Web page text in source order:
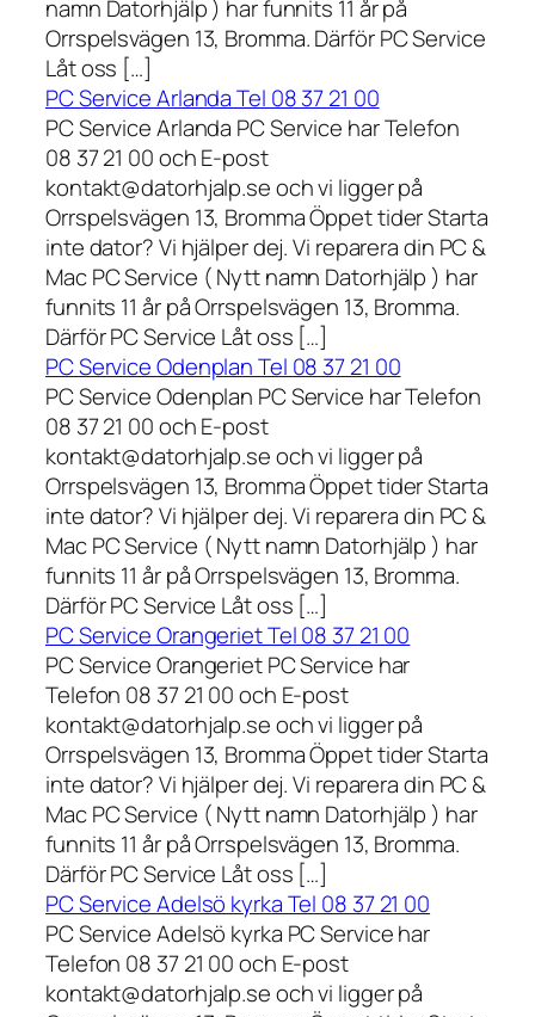
namn Datorhjälp ) har funnits 11 år på
Orrspelsvägen 13, Bromma. Därför PC Service
Låt oss […]
PC Service Arlanda Tel 08 37 21 00
PC Service Arlanda PC Service har Telefon
08 37 21 00 och E-post
kontakt@datorhjalp.se och vi ligger på
Orrspelsvägen 13, Bromma Öppet tider Starta
inte dator? Vi hjälper dej. Vi reparera din PC &
Mac PC Service ( Nytt namn Datorhjälp ) har
funnits 11 år på Orrspelsvägen 13, Bromma.
Därför PC Service Låt oss […]
PC Service Odenplan Tel 08 37 21 00
PC Service Odenplan PC Service har Telefon
08 37 21 00 och E-post
kontakt@datorhjalp.se och vi ligger på
Orrspelsvägen 13, Bromma Öppet tider Starta
inte dator? Vi hjälper dej. Vi reparera din PC &
Mac PC Service ( Nytt namn Datorhjälp ) har
funnits 11 år på Orrspelsvägen 13, Bromma.
Därför PC Service Låt oss […]
PC Service Orangeriet Tel 08 37 21 00
PC Service Orangeriet PC Service har
Telefon 08 37 21 00 och E-post
kontakt@datorhjalp.se och vi ligger på
Orrspelsvägen 13, Bromma Öppet tider Starta
inte dator? Vi hjälper dej. Vi reparera din PC &
Mac PC Service ( Nytt namn Datorhjälp ) har
funnits 11 år på Orrspelsvägen 13, Bromma.
Därför PC Service Låt oss […]
PC Service Adelsö kyrka Tel 08 37 21 00
PC Service Adelsö kyrka PC Service har
Telefon 08 37 21 00 och E-post
kontakt@datorhjalp.se och vi ligger på